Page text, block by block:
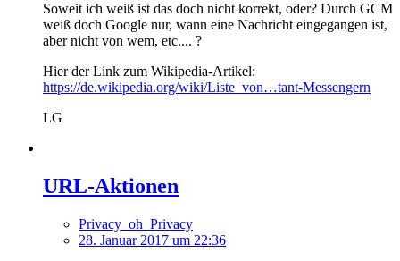
Soweit ich weiß ist das doch nicht korrekt, oder? Durch GCM
weiß doch Google nur, wann eine Nachricht eingegangen ist,
aber nicht von wem, etc.... ?
Hier der Link zum Wikipedia-Artikel:
https://de.wikipedia.org/wiki/Liste_von…tant-Messengern
LG
URL-Aktionen
Privacy_oh_Privacy
28. Januar 2017 um 22:36